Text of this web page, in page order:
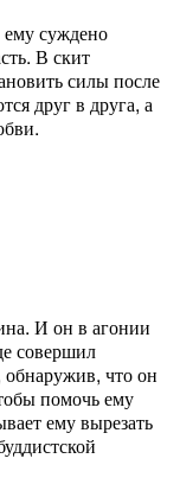
суждено
В скит
силы после
друг в друга, а
И он в агонии
совершил
что он
помочь ему
ему вырезать